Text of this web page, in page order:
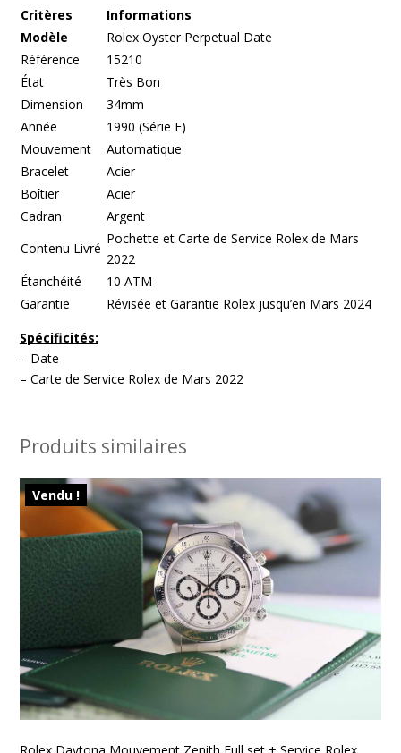
Critères
Informations
Modèle
Rolex Oyster Perpetual Date
Référence
15210
État
Très Bon
Dimension
34mm
Année
1990 (Série E)
Mouvement
Automatique
Bracelet
Acier
Boîtier
Acier
Cadran
Argent
Contenu Livré
Pochette et Carte de Service Rolex de Mars
2022
Étanchéité
10 ATM
Garantie
Révisée et Garantie Rolex jusqu’en Mars 2024
Spécificités:
– Date
– Carte de Service Rolex de Mars 2022
Produits similaires
Vendu !